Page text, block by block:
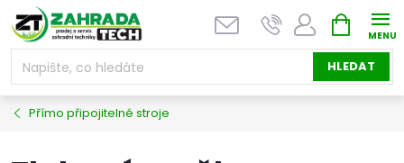
Přejít
na
obsah
HLEDAT
NÁKUPNÍ
KOŠÍK
Přímo připojitelné stroje